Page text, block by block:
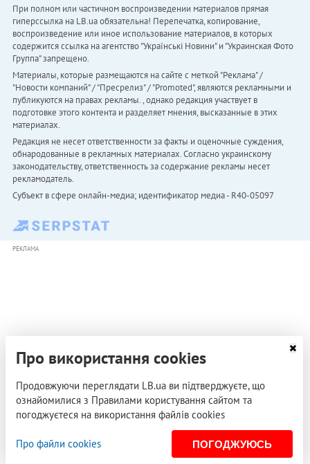
При полном или частичном воспроизведении материалов прямая
гиперссылка на LB.ua обязательна! Перепечатка, копирование,
воспроизведение или иное использование материалов, в которых
содержится ссылка на агентство "Українськi Новини" и "Украинская Фото
Группа" запрещено.
Материалы, которые размещаются на сайте с меткой "Реклама" /
"Новости компаний" / "Пресрелиз" / "Promoted", являются рекламными и
публикуются на правах рекламы. , однако редакция участвует в
подготовке этого контента и разделяет мнения, высказанные в этих
материалах.
Редакция не несет ответственности за факты и оценочные суждения,
обнародованные в рекламных материалах. Согласно украинскому
законодательству, ответственность за содержание рекламы несет
рекламодатель.
Субъект в сфере онлайн-медиа; идентификатор медиа - R40-05097
РЕКЛАМА
Про використання cookies
Продовжуючи переглядати LB.ua ви підтверджуєте, що
ознайомилися з Правилами користування сайтом та
погоджуєтеся на використання файлів cookies
Про файли cookies ПОГОДЖУЮСЬ